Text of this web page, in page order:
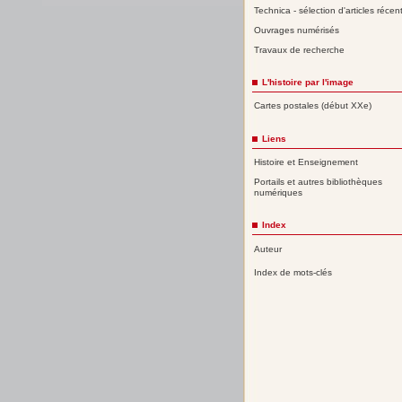
Technica - sélection d'articles
Ouvrages numérisés
Travaux de recherche
L'histoire par l'image
Cartes postales (début XXe)
Liens
Histoire et Enseignement
Portails et autres bibliothèques
numériques
Index
Auteur
Index de mots-clés